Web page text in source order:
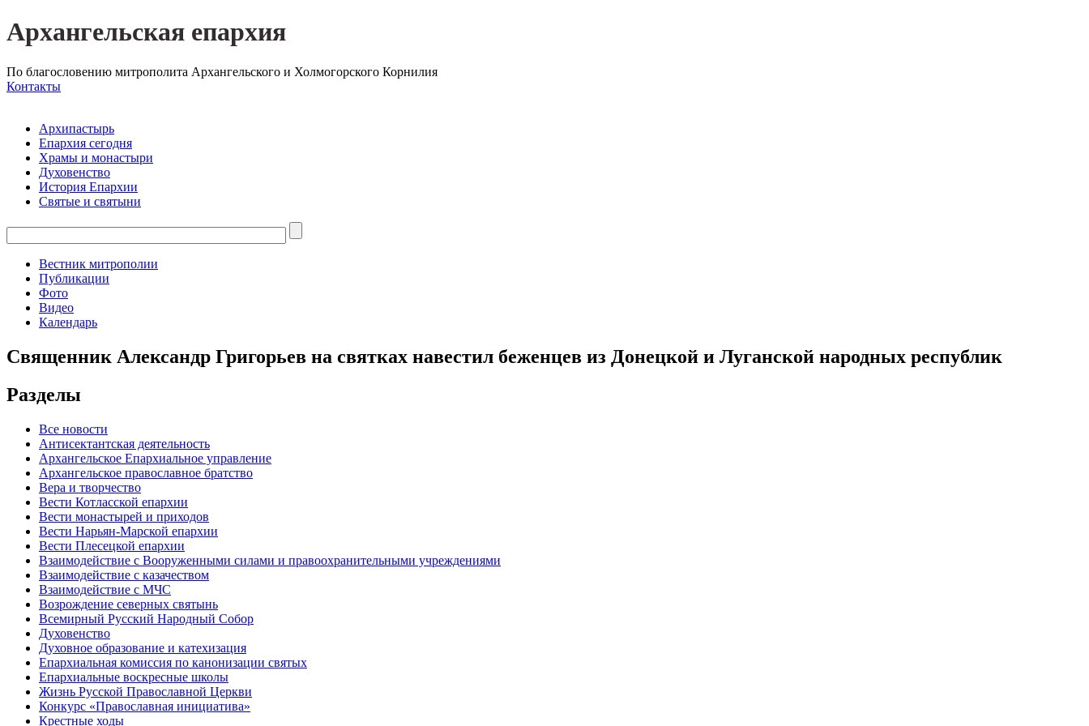
Архангельская епархия
По благословению митрополита Архангельского и Холмогорского Корнилия
Контакты
Архипастырь
Епархия сегодня
Храмы и монастыри
Духовенство
История Епархии
Святые и святыни
Вестник митрополии
Публикации
Фото
Видео
Календарь
Священник Александр Григорьев на святках навестил беженцев из Донецкой и Луганской народных республик
Разделы
Все новости
Антисектантская деятельность
Архангельское Епархиальное управление
Архангельское православное братство
Вера и творчество
Вести Котласской епархии
Вести монастырей и приходов
Вести Нарьян-Марской епархии
Вести Плесецкой епархии
Взаимодействие с Вооруженными силами и правоохранительными учреждениями
Взаимодействие с казачеством
Взаимодействие с МЧС
Возрождение северных святынь
Всемирный Русский Народный Собор
Духовенство
Духовное образование и катехизация
Епархиальная комиссия по канонизации святых
Епархиальные воскресные школы
Жизнь Русской Православной Церкви
Конкурс «Православная инициатива»
Крестные ходы